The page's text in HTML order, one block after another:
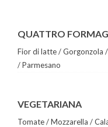
QUATTRO
Fior di latte / Gorgonzola /
/ Parmesano
VEGETARIANA
Tomate / Mozzarella /